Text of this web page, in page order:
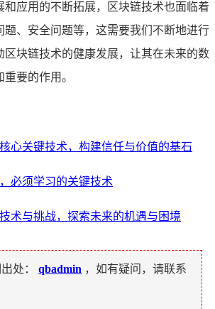
和应用的不断拓展，区块链技术也面临着
题、安全问题等，这需要我们不断地进行
区块链技术的健康发展，让其在未来的数
要的作用。
心关键技术，构建信任与价值的基石
必须学习的关键技术
术与挑战，探索未来的机遇与困境
处： qbadmin ，如有疑问，请联系